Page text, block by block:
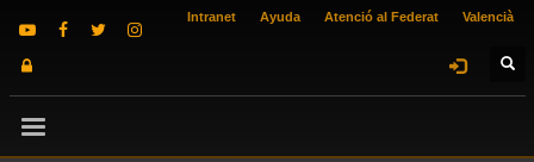
Intranet Ayuda Atenció al Federat Valencià